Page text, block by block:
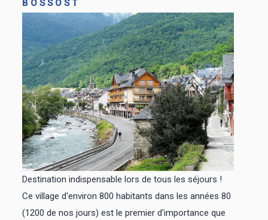
BOSSÒST
Destination indispensable lors de tous les séjours !
Ce village d'environ 800 habitants dans les années 80
(1200 de nos jours) est le premier d'importance que